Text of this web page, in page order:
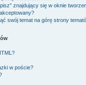
znajdujący się w oknie
swój temat na górę strony
w poście?